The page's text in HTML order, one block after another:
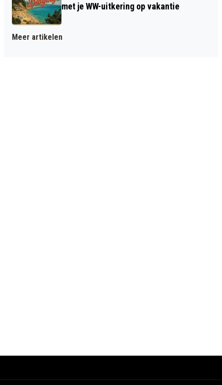
met je WW-uitkering op vakantie
Meer artikelen